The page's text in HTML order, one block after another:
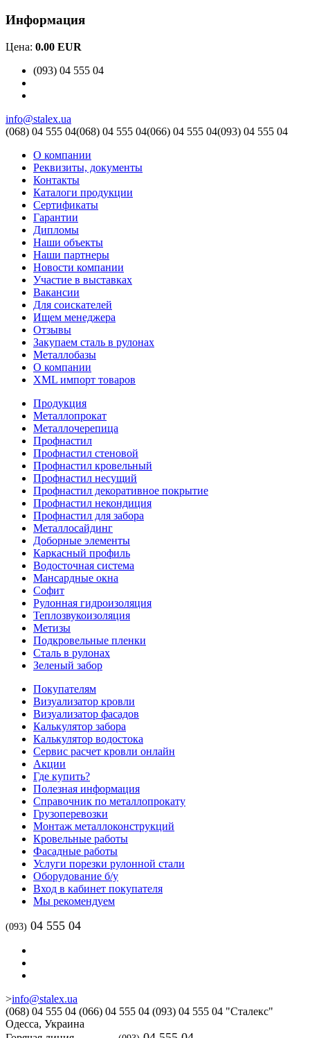
Информация
Цена: 0.00 EUR
(093) 04 555 04
info@stalex.ua
(068) 04 555 04(068) 04 555 04(066) 04 555 04(093) 04 555 04
О компании
Реквизиты, документы
Контакты
Каталоги продукции
Сертификаты
Гарантии
Дипломы
Наши объекты
Наши партнеры
Новости компании
Участие в выставках
Вакансии
Для соискателей
Ищем менеджера
Отзывы
Закупаем сталь в рулонах
Металлобазы
О компании
XML импорт товаров
Продукция
Металлопрокат
Металлочерепица
Профнастил
Профнастил стеновой
Профнастил кровельный
Профнастил несущий
Профнастил декоративное покрытие
Профнастил некондиция
Профнастил для забора
Металлосайдинг
Доборные элементы
Каркасный профиль
Водосточная система
Мансардные окна
Софит
Рулонная гидроизоляция
Теплозвукоизоляция
Метизы
Подкровельные пленки
Сталь в рулонах
Зеленый забор
Покупателям
Визуализатор кровли
Визуализатор фасадов
Калькулятор забора
Калькулятор водостока
Сервис расчет кровли онлайн
Акции
Где купить?
Полезная информация
Справочник по металлопрокату
Грузоперевозки
Монтаж металлоконструкций
Кровельные работы
Фасадные работы
Услуги порезки рулонной стали
Оборудование б/у
Вход в кабинет покупателя
Мы рекомендуем
(093) 04 555 04
>info@stalex.ua
(068) 04 555 04 (066) 04 555 04 (093) 04 555 04 "Сталекс"
Одесса, Украина